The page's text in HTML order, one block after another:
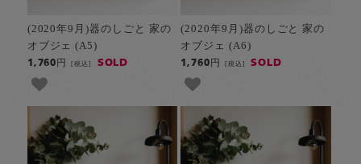
(2020年9月)器のしごと 家の
オブジェ (A5)
1,760円[税込] SOLD
(2020年9月)器のしごと 家の
オブジェ (A6)
1,760円 [税込] SOLD